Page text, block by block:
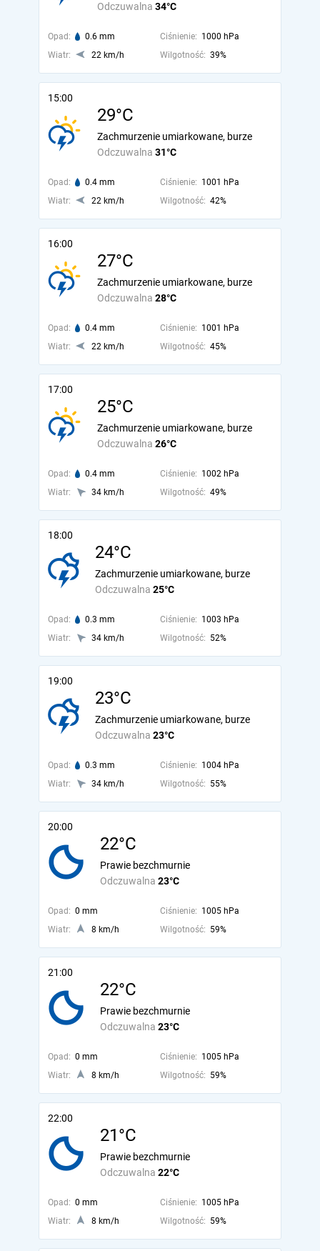
Odczuwalna 34°C
Opad: 0.6 mm Ciśnienie: 1000 hPa
Wiatr:
22 km/h Wilgotność: 39%
15:00
29°C
Odczuwalna 31°C
Zachmurzenie umiarkowane, burze
Opad: 0.4 mm Ciśnienie: 1001 hPa
Wiatr:
22 km/h Wilgotność: 42%
16:00
27°C
Odczuwalna 28°C
Zachmurzenie umiarkowane, burze
Opad: 0.4 mm Ciśnienie: 1001 hPa
Wiatr:
22 km/h Wilgotność: 45%
17:00
25°C
Odczuwalna 26°C
Zachmurzenie umiarkowane, burze
Opad: 0.4 mm Ciśnienie: 1002 hPa
Wiatr:
34 km/h Wilgotność: 49%
18:00
24°C
Odczuwalna 25°C
Zachmurzenie umiarkowane, burze
Opad: 0.3 mm Ciśnienie: 1003 hPa
Wiatr:
34 km/h Wilgotność: 52%
19:00
23°C
Odczuwalna 23°C
Zachmurzenie umiarkowane, burze
Opad: 0.3 mm Ciśnienie: 1004 hPa
Wiatr:
34 km/h Wilgotność: 55%
20:00
22°C
Odczuwalna 23°C
Prawie bezchmurnie
Opad: 0 mm Ciśnienie: 1005 hPa
Wiatr:
8 km/h Wilgotność: 59%
21:00
22°C
Odczuwalna 23°C
Prawie bezchmurnie
Opad: 0 mm Ciśnienie: 1005 hPa
Wiatr:
8 km/h Wilgotność: 59%
22:00
21°C
Odczuwalna 22°C
Prawie bezchmurnie
Opad: 0 mm Ciśnienie: 1005 hPa
Wiatr:
8 km/h Wilgotność: 59%